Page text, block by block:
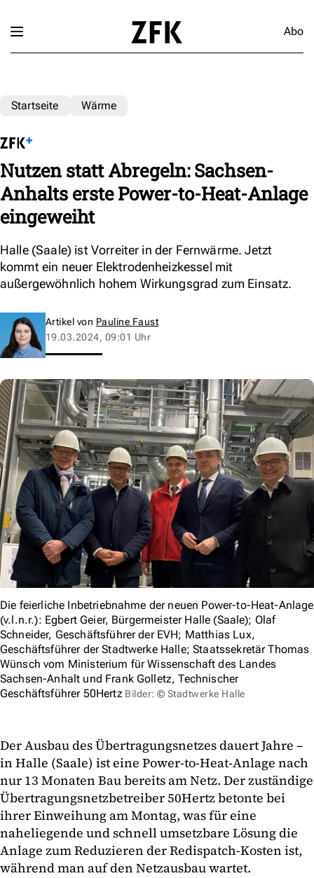
Abo
Startseite Wärme
Nutzen statt Abregeln: Sachsen-
Anhalts erste Power-to-Heat-Anlage
eingeweiht
Halle (Saale) ist Vorreiter in der Fernwärme. Jetzt
kommt ein neuer Elektrodenheizkessel mit
außergewöhnlich hohem Wirkungsgrad zum Einsatz.
Artikel von Pauline Faust
19.03.2024, 09:01 Uhr
Die feierliche Inbetriebnahme der neuen Power-to-Heat-Anlage
(v.l.n.r.): Egbert Geier, Bürgermeister Halle (Saale); Olaf
Schneider, Geschäftsführer der EVH; Matthias Lux,
Geschäftsführer der Stadtwerke Halle; Staatssekretär Thomas
Wünsch vom Ministerium für Wissenschaft des Landes
Sachsen-Anhalt und Frank Golletz, Technischer
Geschäftsführer 50Hertz Bilder: © Stadtwerke Halle
Der Ausbau des Übertragungsnetzes dauert Jahre –
in Halle (Saale) ist eine Power-to-Heat-Anlage nach
nur 13 Monaten Bau bereits am Netz. Der zuständige
Übertragungsnetzbetreiber 50Hertz betonte bei
ihrer Einweihung am Montag, was für eine
naheliegende und schnell umsetzbare Lösung die
Anlage zum Reduzieren der Redispatch-Kosten ist,
während man auf den Netzausbau wartet.